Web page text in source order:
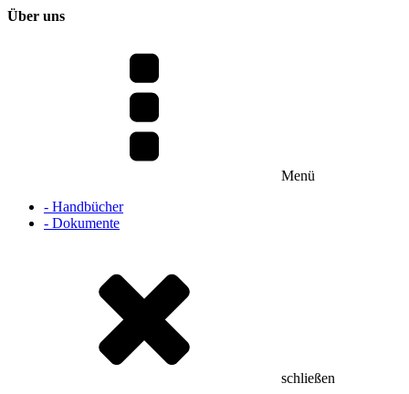
Über uns
Menü
- Handbücher
- Dokumente
schließen